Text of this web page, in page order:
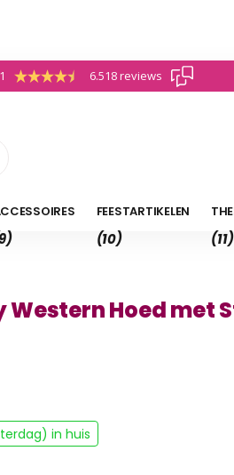
6.518 reviews
FEESTARTIKELEN
(10) (11)
Western Hoed met
in huis